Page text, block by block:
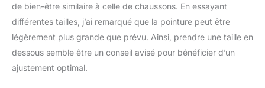
de bien-être similaire à celle de chaussons. En essayant
différentes tailles, j’ai remarqué que la pointure peut être
légèrement plus grande que prévu. Ainsi, prendre une taille en
dessous semble être un conseil avisé pour bénéficier d’un
ajustement optimal.